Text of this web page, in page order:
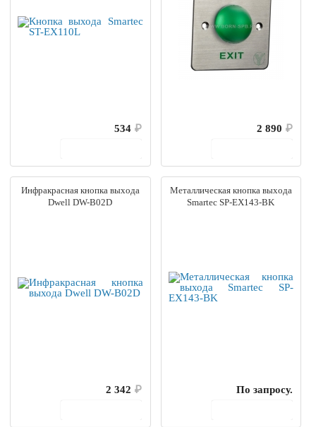
534 ₽
2 890 ₽
Инфракрасная кнопка выхода
Dwell DW-B02D
2 342 ₽
Металлическая кнопка выхода
Smartec SP-EX143-BK
По запросу.